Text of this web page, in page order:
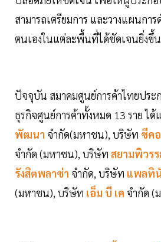
สามารถเตรียมการ และวางแผนกา
ตนเองในแต่ละพื้นที่ได้ชัดเจนยิ่งขึ้น
ปัจจุบัน สมาคมศูนย์การค้าไทยประ
ธุรกิจศูนย์การค้าทั้งหมด 13 ราย ไ
พัฒนา จำกัด(มหาชน), บริษัท ซีค
จำกัด (มหาชน), บริษัท สยามพิวร
รังสิตพลาซ่า จำกัด, บริษัท แพลทิ
(มหาชน), บริษัท เอ็ม บี เค จำกัด (